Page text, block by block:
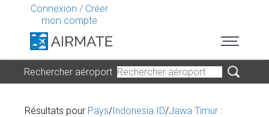
Connexion / Créer
mon compte
Rechercher aéroport
Résultats pour Pays/Indonesia ID/Jawa Timur :